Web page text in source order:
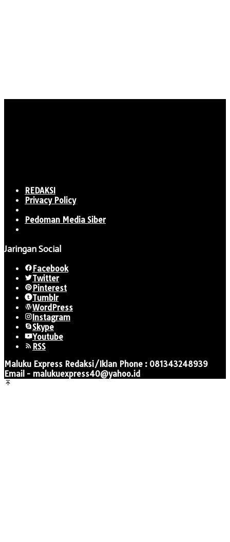
REDAKSI
Privacy Policy
Pedoman Media Siber
Jaringan Social
Facebook
Twitter
Pinterest
Tumblr
WordPress
Instagram
Skype
Youtube
RSS
Maluku Express Redaksi/Iklan Phone : 081343248939
Email - malukuexpress40@yahoo.id